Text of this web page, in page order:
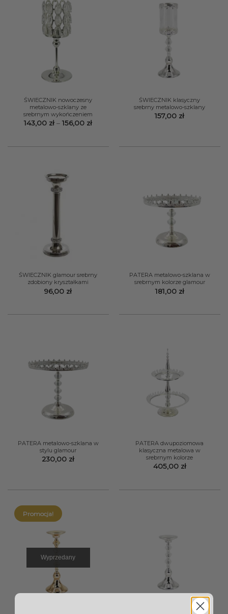
ŚWIECZNIK nowoczesny
metalowo-szklany ze
srebrnym wykończeniem
143,00 zł – 156,00 złZakres
do
ŚWIECZNIK klasyczny
srebrny metalowo-szklany
157,00 zł
ŚWIECZNIK glamour srebrny
zdobiony kryształkami
96,00 zł
PATERA metalowo-szklana w
srebrnym kolorze glamour
181,00 zł
PATERA metalowo-szklana w
stylu glamour
230,00 zł
PATERA dwupoziomowa
klasyczna metalowa w
srebrnym kolorze
405,00 zł
Promocja!
Wyprzedany